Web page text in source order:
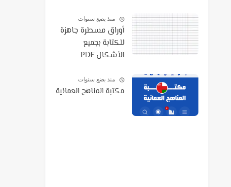
PDFمنذ بضع سنوات
أوراق مسطرة جاهزة
للكتابة بجميع
الأشكال PDF
منذ بضع سنوات
مكتبة المناهج العمانية